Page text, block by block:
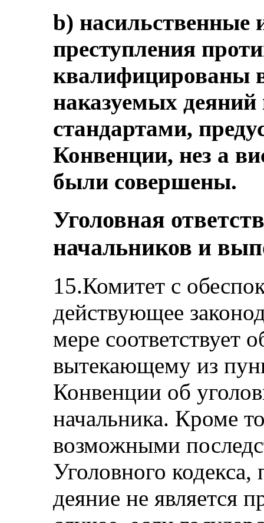
b) насильственные
преступления
квалифицированы
наказуемых деяний
стандартами,
Конвенции, нез а
были совершены.
Уголовная
начальников и
15.Комитет с
действующее
мере соответствует
вытекающему из
Конвенции об
начальника. Кроме
возможными
Уголовного
деяние не является